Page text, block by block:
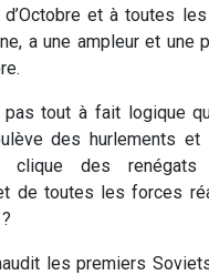
d’Octobre et à toutes
a une ampleur et une
pas tout à fait logique
des hurlements et
des renégats
de toutes les forces
les premiers